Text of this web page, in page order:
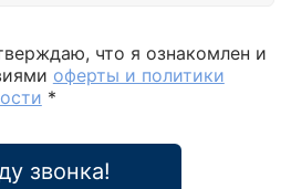
что я ознакомлен и
оферты и политики
*
звонка!